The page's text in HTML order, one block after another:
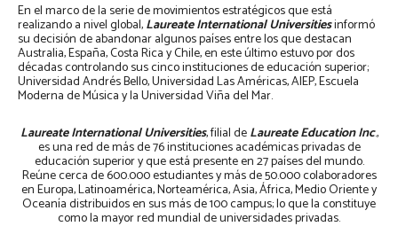
En el marco de la serie de movimientos estratégicos que está
realizando a nivel global,Laureate International Universitiesinformó
su decisión de abandonar algunos países entre los que destacan
Australia, España, Costa Rica y Chile, en este último estuvo por dos
décadas controlando sus cinco instituciones de educación superior;
Universidad Andrés Bello, Universidad Las Américas, AIEP, Escuela
Moderna de Música y la Universidad Viña del Mar.
Laureate International Universities, filial deLaureate Education Inc.,
es una red de más de 76 instituciones académicas privadas de
educación superior y que está presente en 27 países del mundo.
Reúne cerca de 600.000 estudiantes y más de 50.000 colaboradores
en Europa, Latinoamérica, Norteamérica, Asia, África, Medio Oriente y
Oceanía distribuidos en sus más de 100 campus; lo que la constituye
como la mayor red mundial de universidades privadas.